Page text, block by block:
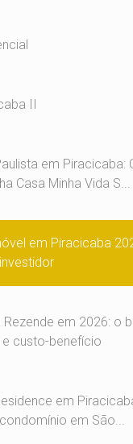
II
em Piracicaba:
Casa Minha Vida S...
em Piracicaba
Rezende em 2026: o
custo-benefício
em
em São...